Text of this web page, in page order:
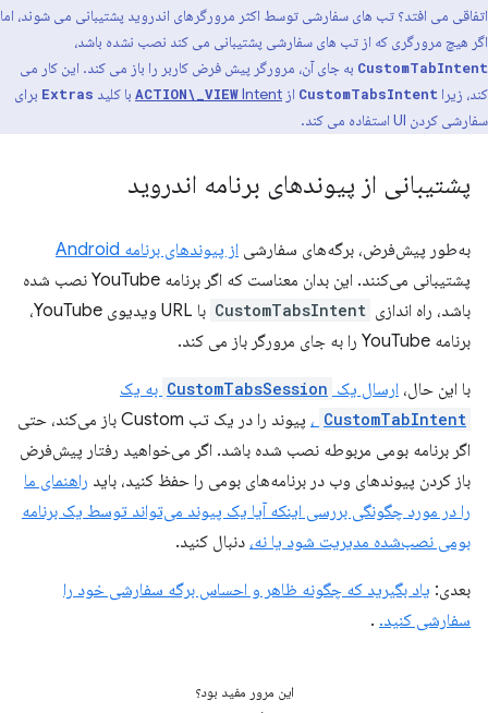
اتفاقی می افتد؟ تب های سفارشی توسط اکثر مرورگرهای اندروید پشتیبانی می شوند، اما
اگر هیچ مرورگری که از تب های سفارشی پشتیبانی می کند نصب نشده باشد،
CustomTabIntent به جای آن، مرورگر پیش فرض کاربر را باز می کند. این کار می
کند، زیرا CustomTabsIntent از ACTION\_VIEWIntent با کلید Extras برای
سفارشی کردن UI استفاده می کند.
پشتیبانی از پیوندهای برنامه اندروید
به‌طور پیش‌فرض، برگه‌های سفارشی از پیوندهای برنامه Android
پشتیبانی می‌کنند. این بدان معناست که اگر برنامه YouTube نصب شده
باشد، راه اندازی CustomTabsIntent
با URL ویدیوی YouTube،
برنامه YouTube را به جای مرورگر باز می کند.
با این حال، ارسال یک CustomTabsSession به یک
CustomTabIntent ،
پیوند را در یک تب Custom باز می‌کند، حتی
اگر برنامه بومی مربوطه نصب شده باشد. اگر می‌خواهید رفتار پیش‌فرض
باز کردن پیوندهای وب در برنامه‌های بومی را حفظ کنید، باید راهنمای ما
را در مورد چگونگی بررسی اینکه آیا یک پیوند می‌تواند توسط یک برنامه
بومی نصب‌شده مدیریت شود یا نه، دنبال کنید.
بعدی: یاد بگیرید که چگونه ظاهر و احساس برگه سفارشی خود را
سفارشی کنید. .
این مرور مفید بود؟